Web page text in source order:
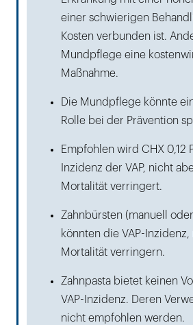
einer schwierigen
Kosten verbunden ist.
Mundpflege eine
Maßnahme.
Die Mundpflege könnte
Rolle bei der Prävention
Empfohlen wird CHX 0,12
Inzidenz der VAP, nicht
Mortalität verringert.
Zahnbürsten (manuell
könnten die VAP-
Mortalität verringern.
Zahnpasta bietet keinen
VAP-Inzidenz. Deren
nicht empfohlen werden.